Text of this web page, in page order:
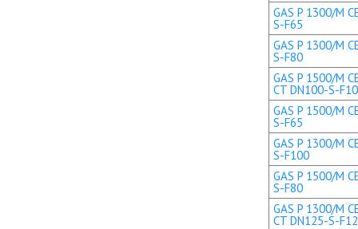
GAS P 1300/M
S-F65
GAS P 1300/M
S-F80
GAS P 1500/M
CT DN100-S-
GAS P 1500/M
S-F65
GAS P 1300/M
S-F100
GAS P 1500/M
S-F80
GAS P 1300/M
CT DN125-S-